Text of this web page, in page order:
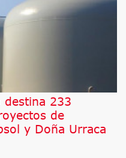
destina 233
de
y Doña Urraca